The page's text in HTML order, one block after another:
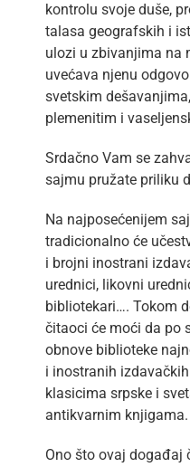
kontrolu svoje duše,
talasa geografskih i
ulozi u zbivanjima na
uvećava njenu
svetskim
plemenitim i
Srdačno Vam se
sajmu pružate priliku
Na najposećenijem
tradicionalno će
i brojni inostrani
urednici, likovni
bibliotekari…. Tokom
čitaoci će moći da po
obnove biblioteke
i inostranih
klasicima srpske i
antikvarnim knjigama.
Ono što ovaj događaj